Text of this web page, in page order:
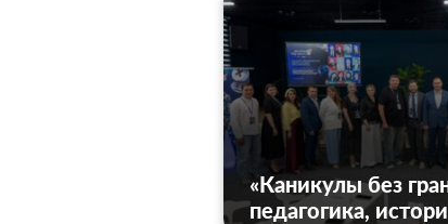
«Каникулы без
педагогика,